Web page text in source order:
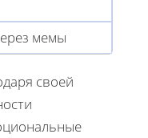
мемы
своей